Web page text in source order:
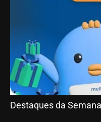
Destaques da Semana